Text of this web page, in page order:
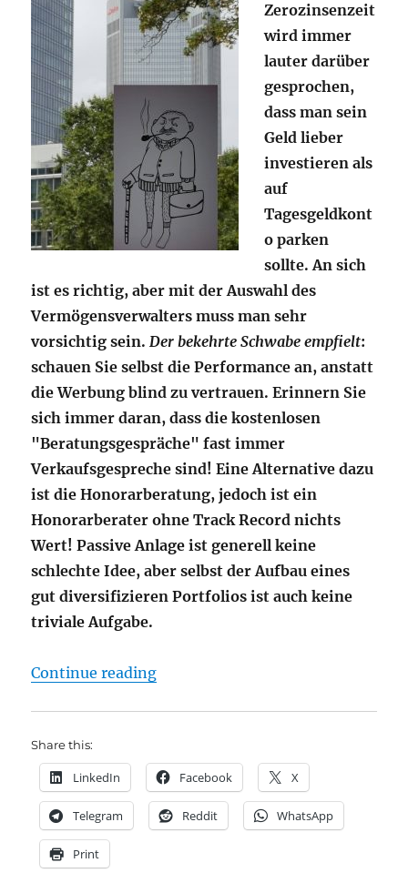
Zerozinsenzeit
wird immer
lauter darüber
gesprochen,
dass man sein
Geld lieber
investieren als
auf
Tagesgeldkont
o parken
sollte. An sich
ist es richtig, aber mit der Auswahl des
Vermögensverwalters muss man sehr
vorsichtig sein.Der bekehrte Schwabe empfielt:
schauen Sie selbst die Performance an, anstatt
die Werbung blind zu vertrauen. Erinnern Sie
sich immer daran, dass die kostenlosen
"Beratungsgespräche" fast immer
Verkaufsgespreche sind! Eine Alternative dazu
ist die Honorarberatung, jedoch ist ein
Honorarberater ohne Track Record nichts
Wert! Passive Anlage ist generell keine
schlechte Idee, aber selbst der Aufbau eines
gut diversifizieren Portfolios ist auch keine
triviale Aufgabe.
Continue reading"Deutsche
Share this:
LinkedIn Facebook X
Telegram Reddit WhatsApp
Print